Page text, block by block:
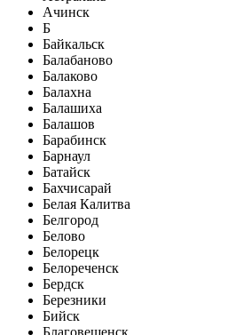
Ачинск
Б
Байкальск
Балабаново
Балаково
Балахна
Балашиха
Балашов
Барабинск
Барнаул
Батайск
Бахчисарай
Белая Калитва
Белгород
Белово
Белорецк
Белореченск
Бердск
Березники
Бийск